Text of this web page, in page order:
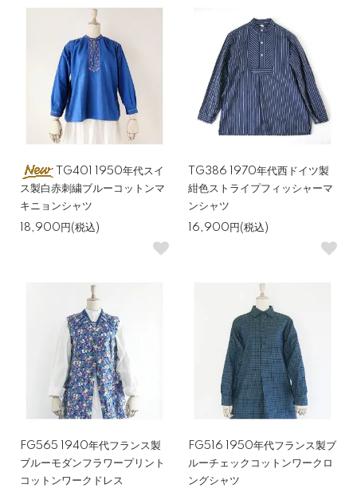
TG401 1950年代スイ
ス製白赤刺繍ブルーコットンマ
キニョンシャツ
18,900円(税込)
TG386 1970年代西ドイツ製
紺色ストライプフィッシャーマ
ンシャツ
16,900円(税込)
FG565 1940年代フランス製
ブルーモダンフラワープリント
コットンワークドレス
FG516 1950年代フランス製ブ
ルーチェックコットンワークロ
ングシャツ